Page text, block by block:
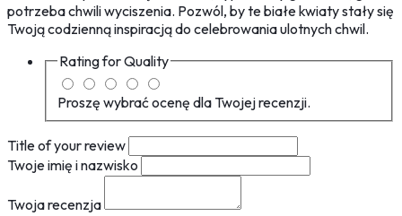
potrzeba chwili wyciszenia. Pozwól, by te białe kwiaty stały się
Twoją codzienną inspiracją do celebrowania ulotnych chwil.
Rating forQuality
Proszę wybrać ocenę dla Twojej recenzji.
Title of your review
Twoje imię i nazwisko
Twoja recenzja